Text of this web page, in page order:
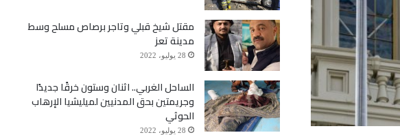
مقتل شيخ قبلي وتاجر برصاص مسلح وسط
مدينة تعز
28 يوليو، 2022
الساحل الغربي.. اثنان وستون خرقًا جديدًا
وجريمتين بحق المدنيين لميليشيا الإرهاب
الحوثي
28 يوليو، 2022